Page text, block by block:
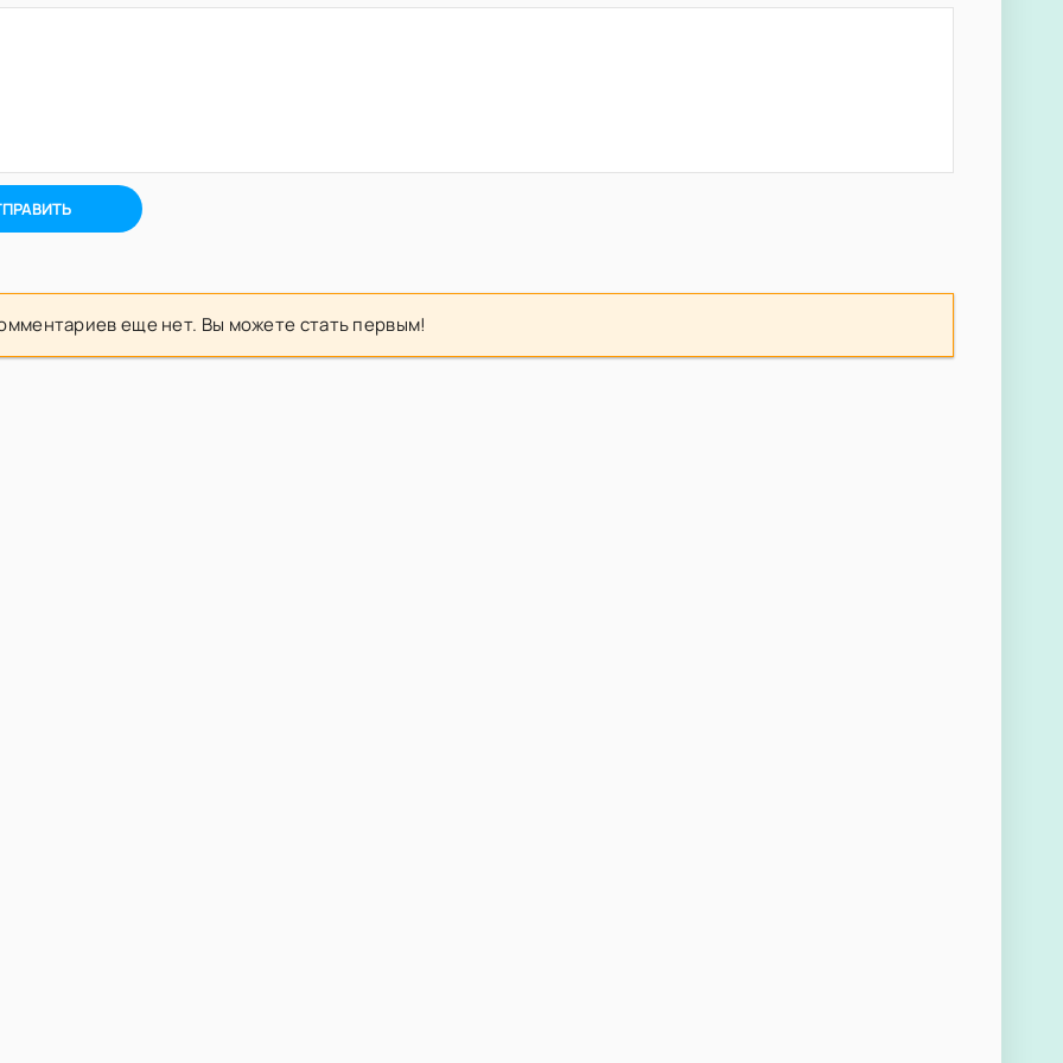
еще нет. Вы можете стать первым!